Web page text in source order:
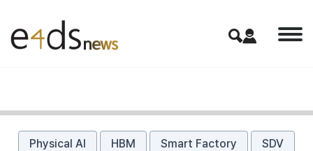
Physical AI HBM Smart Factory SDV